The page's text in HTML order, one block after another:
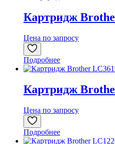
Картридж
Цена по запросу
Подробнее
Картридж
Цена по запросу
Подробнее